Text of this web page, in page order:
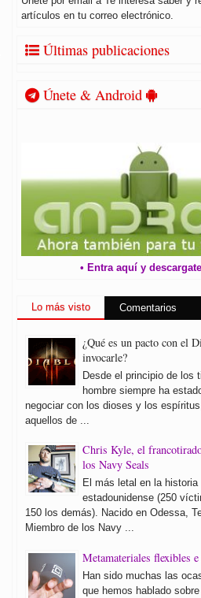
artículos en tu correo electrónico.
Últimas publicaciones
Únete & Android
• Entra aquí y
Lo más visto Comentarios
¿Qué es un pacto con el
invocarle?
Desde el principio de los
hombre siempre ha
negociar con los dioses y los
aquellos de ...
Chris Kyle, el
los Navy Seals
El más letal en la historia
estadounidense (250
150 los demás). Nacido en Odessa,
Miembro de los Navy ...
Metamateriales flexibles
Han sido muchas las
que hemos hablado